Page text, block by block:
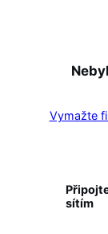
Vymažte
sítím